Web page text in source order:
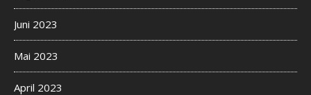
Juni 2023
Mai 2023
April 2023